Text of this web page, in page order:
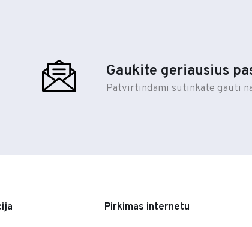
Gaukite geriausius
Patvirtindami sutinkate gauti
Pirkimas internetu